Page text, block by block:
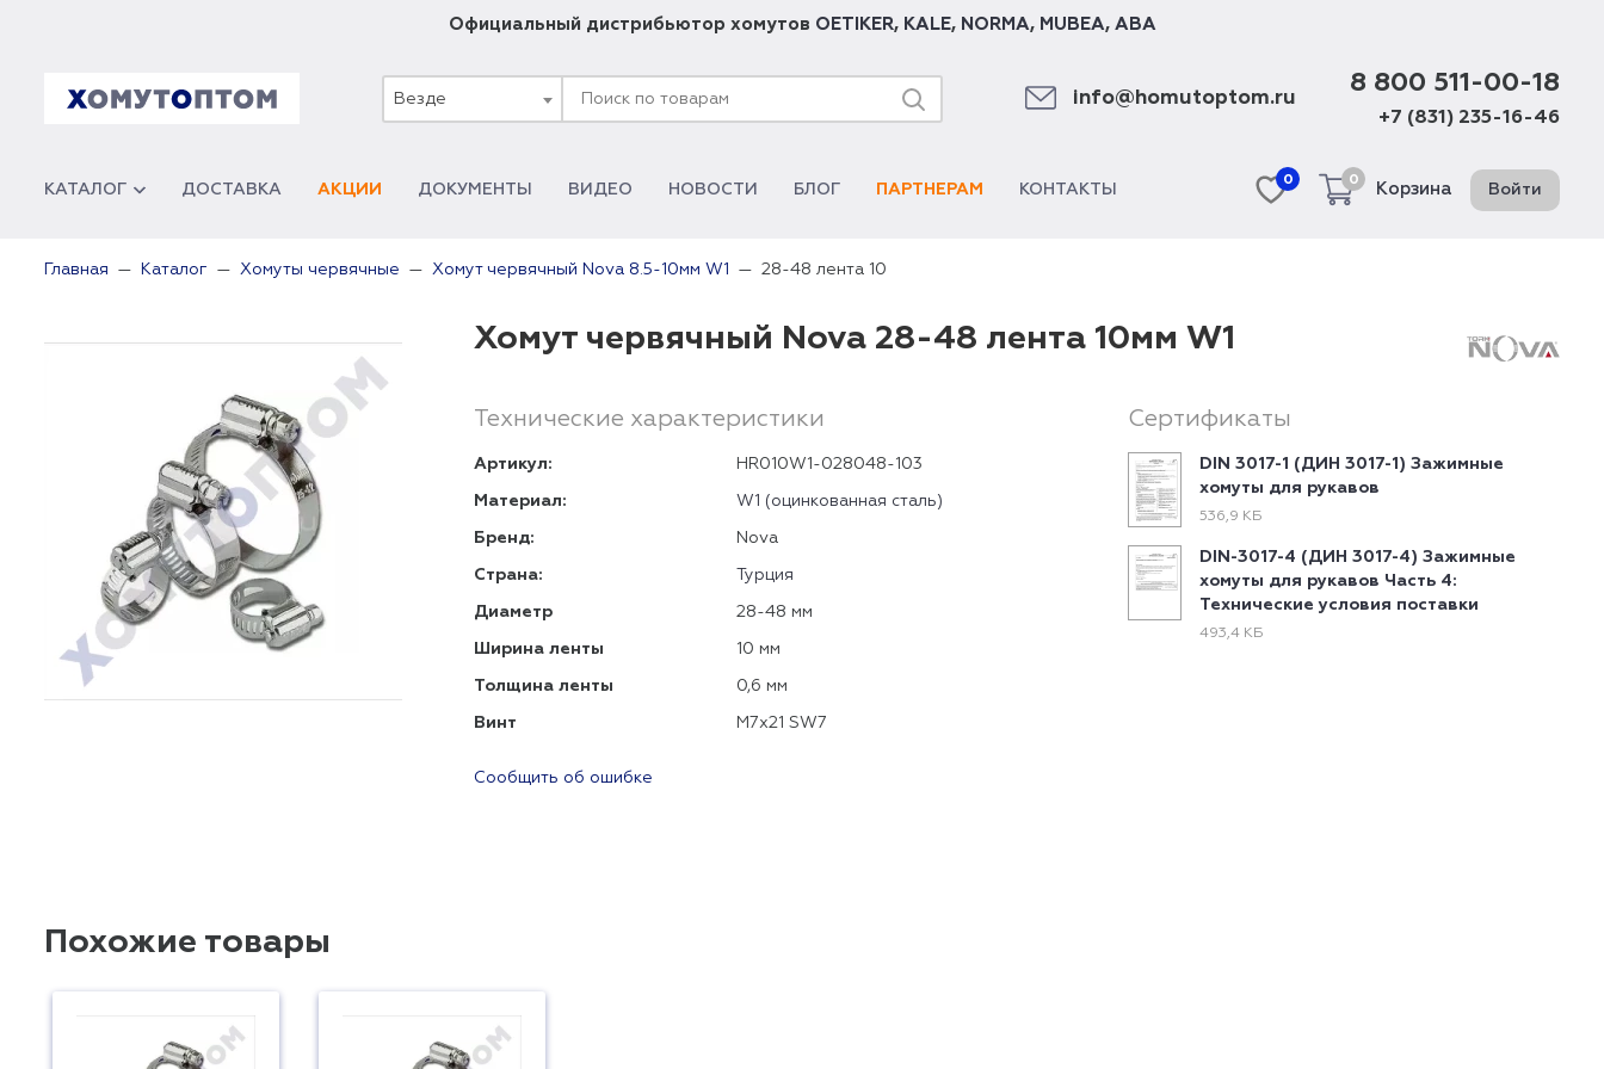
Официальный дистрибьютор хомутов OETIKER, KALE, NORMA, MUBEA, ABA
Везде info@homutoptom.ru
8 800 511-00-18
+7 (831) 235-16-46
КАТАЛОГ ДОСТАВКА АКЦИИ ДОКУМЕНТЫ ВИДЕО НОВОСТИ БЛОГ ПАРТНЕРАМ КОНТАКТЫ
0 0
Корзина Войти
Главная Каталог Хомуты червячные Хомут червячный Nova 8.5-10мм W1 28-48 лента 10
Хомут червячный Nova 28-48 лента 10мм W1
Технические характеристики
Артикул: HR010W1-028048-103
Материал: W1 (оцинкованная сталь)
Бренд: Nova
Страна: Турция
Диаметр 28-48 мм
Ширина ленты 10 мм
Толщина ленты 0,6 мм
Винт М7х21 SW7
Сообщить об ошибке
Сертификаты
DIN 3017-1 (ДИН 3017-1) Зажимные
хомуты для рукавов
536,9 КБ
DIN-3017-4 (ДИН 3017-4) Зажимные
хомуты для рукавов Часть 4:
Технические условия поставки
493,4 КБ
Похожие товары